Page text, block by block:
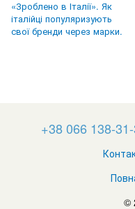
«Зроблено в Італії». Як
італійці популяризують
свої бренди через марки.
+38 066 138-
©